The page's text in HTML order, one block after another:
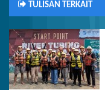
TULISAN TERKAIT